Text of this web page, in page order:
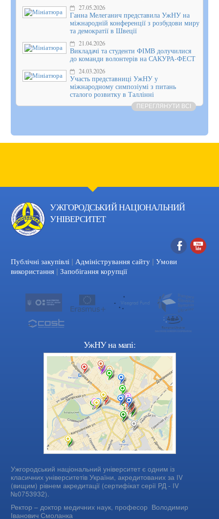
27.05.2026
Ганна Мелеганич представила УжНУ на
міжнародній конференції з розбудови миру
та демократії в Швеції
21.04.2026
Викладачі та студенти ФІМВ долучилися
до команди волонтерів на САКУРА-ФЕСТ
24.03.2026
Участь представниці УжНУ у
міжнародному симпозіумі з питань
сталого розвитку в Таллінні
ПЕРЕГЛЯНУТИ ВСІ
УЖГОРОДСЬКИЙ НАЦІОНАЛЬНИЙ
УНІВЕРСИТЕТ
Facebook
Публічні закупівлі | Адміністрування сайту | Умови
використання | Запобігання корупції
УжНУ на мапі:
Ужгородський національний університет є одним із
класичних університетів України, акредитованих за IV
(вищим) рівнем акредитації (сертифікат серії РД - IV
№0753932).
Ректор – доктор медичних наук, професор Володимир
Іванович Смоланка